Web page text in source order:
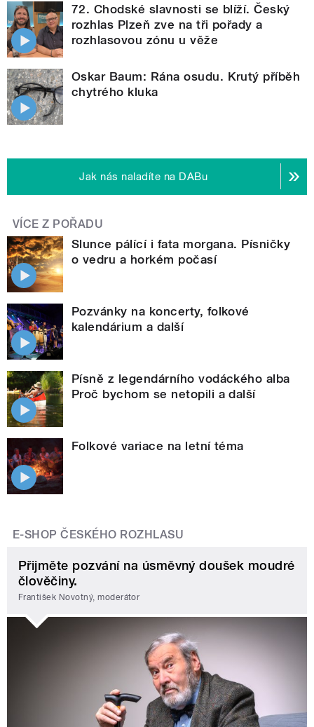
72. Chodské slavnosti se blíží. Český
rozhlas Plzeň zve na tři pořady a
rozhlasovou zónu u věže
Oskar Baum: Rána osudu. Krutý příběh
chytrého kluka
Jak nás naladíte na DABu
VÍCE Z POŘADU
Slunce pálící i fata morgana. Písničky
o vedru a horkém počasí
Pozvánky na koncerty, folkové
kalendárium a další
Písně z legendárního vodáckého alba
Proč bychom se netopili a další
Folkové variace na letní téma
E-SHOP ČESKÉHO ROZHLASU
Přijměte pozvání na úsměvný doušek moudré
člověčiny.
František Novotný, moderátor